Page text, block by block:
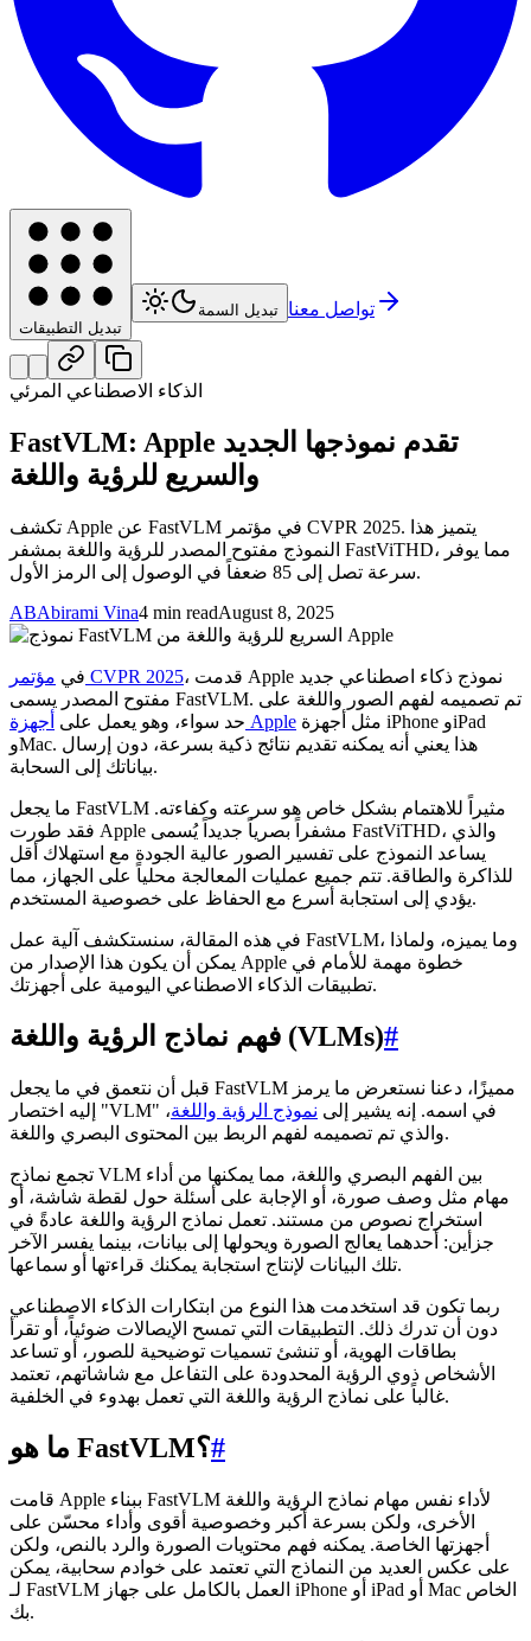
تبديل التطبيقات
تبديل السمة تواصل معنا
الذكاء الاصطناعي المرئي
FastVLM: Apple تقدم نموذجها الجديد
والسريع للرؤية واللغة
تكشف Apple عن FastVLM في مؤتمر CVPR 2025. يتميز هذا
النموذج مفتوح المصدر للرؤية واللغة بمشفر FastViTHD، مما يوفر
سرعة تصل إلى 85 ضعفاً في الوصول إلى الرمز الأول.
ABAbirami Vina4 min readAugust 8, 2025
في مؤتمر CVPR 2025، قدمت Apple نموذج ذكاء اصطناعي جديد
مفتوح المصدر يسمى FastVLM. تم تصميمه لفهم الصور واللغة على
حد سواء، وهو يعمل على أجهزة Apple
وMac. هذا يعني أنه يمكنه تقديم نتائج ذكية بسرعة، دون إرسال
بياناتك إلى السحابة.
ما يجعل FastVLM مثيراً للاهتمام بشكل خاص هو سرعته وكفاءته.
فقد طورت Apple مشفراً بصرياً جديداً يُسمى FastViTHD، والذي
يساعد النموذج على تفسير الصور عالية الجودة مع استهلاك أقل
للذاكرة والطاقة. تتم جميع عمليات المعالجة محلياً على الجهاز، مما
يؤدي إلى استجابة أسرع مع الحفاظ على خصوصية المستخدم.
في هذه المقالة، سنستكشف آلية عمل FastVLM، وما يميزه، ولماذا
يمكن أن يكون هذا الإصدار من Apple خطوة مهمة للأمام في
تطبيقات الذكاء الاصطناعي اليومية على أجهزتك.
فهم نماذج الرؤية واللغة (VLMs)#
قبل أن نتعمق في ما يجعل FastVLM مميزًا، دعنا نستعرض ما يرمز
إليه اختصار "VLM" في اسمه. إنه يشير إلى نموذج الرؤية واللغة،
والذي تم تصميمه لفهم الربط بين المحتوى البصري واللغة.
تجمع نماذج VLM بين الفهم البصري واللغة، مما يمكنها من أداء
مهام مثل وصف صورة، أو الإجابة على أسئلة حول لقطة شاشة، أو
استخراج نصوص من مستند. تعمل نماذج الرؤية واللغة عادةً في
جزأين: أحدهما يعالج الصورة ويحولها إلى بيانات، بينما يفسر الآخر
تلك البيانات لإنتاج استجابة يمكنك قراءتها أو سماعها.
ربما تكون قد استخدمت هذا النوع من ابتكارات الذكاء الاصطناعي
دون أن تدرك ذلك. التطبيقات التي تمسح الإيصالات ضوئياً، أو تقرأ
بطاقات الهوية، أو تنشئ تسميات توضيحية للصور، أو تساعد
الأشخاص ذوي الرؤية المحدودة على التفاعل مع شاشاتهم، تعتمد
غالباً على نماذج الرؤية واللغة التي تعمل بهدوء في الخلفية.
ما هو FastVLM؟#
قامت Apple ببناء FastVLM لأداء نفس مهام نماذج الرؤية واللغة
الأخرى، ولكن بسرعة أكبر وخصوصية أقوى وأداء محسّن على
أجهزتها الخاصة. يمكنه فهم محتويات الصورة والرد بالنص، ولكن
على عكس العديد من النماذج التي تعتمد على خوادم سحابية، يمكن
لـ FastVLM العمل بالكامل على جهاز iPhone أو iPad أو Mac الخاص
بك.